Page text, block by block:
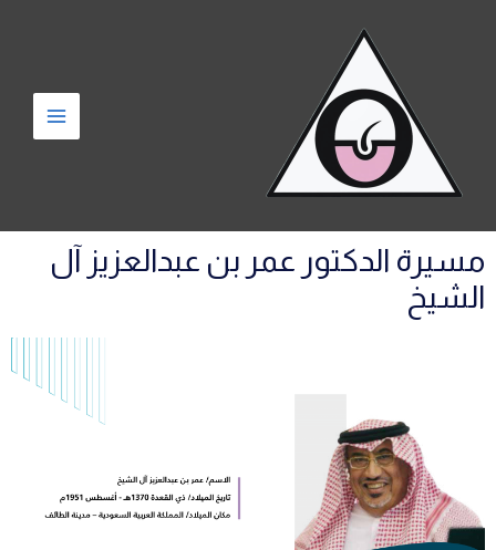
مسيرة الدكتور عمر بن عبدالعزيز آل
الشيخ